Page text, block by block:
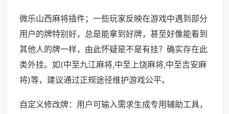
微乐山西麻将插件；一些玩家反映在游戏中遇到部分
用户的牌特别好，总是能拿到好牌，甚至好像能看到
其他人的牌一样，由此怀疑是不是有挂？确实存在此
类外挂。如(中至九江麻将,中至上饶麻将,中至吉安麻
将)等，建议通过正规途径维护游戏公平。
自定义修改牌：用户可输入需求生成专用辅助工具，